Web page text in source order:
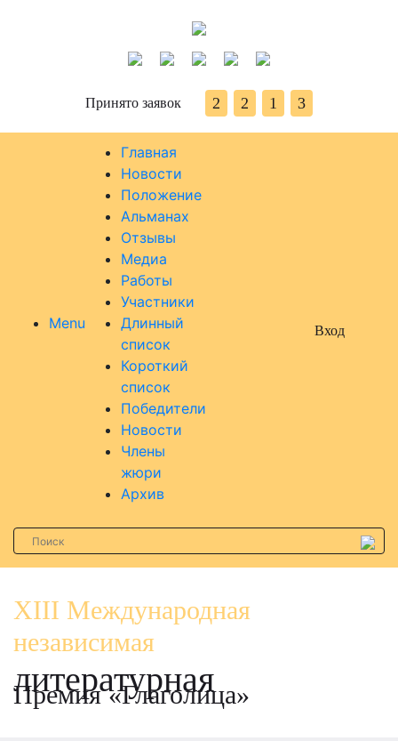
Принято заявок 2 2 1 3
Menu
Главная
Новости
Положение
Альманах
Отзывы
Медиа
Работы
Участники
Длинный
список
Короткий
список
Победители
Новости
Члены
жюри
Архив
Вход
XIII Международная
независимая
литературная
Премия «Глаголица»